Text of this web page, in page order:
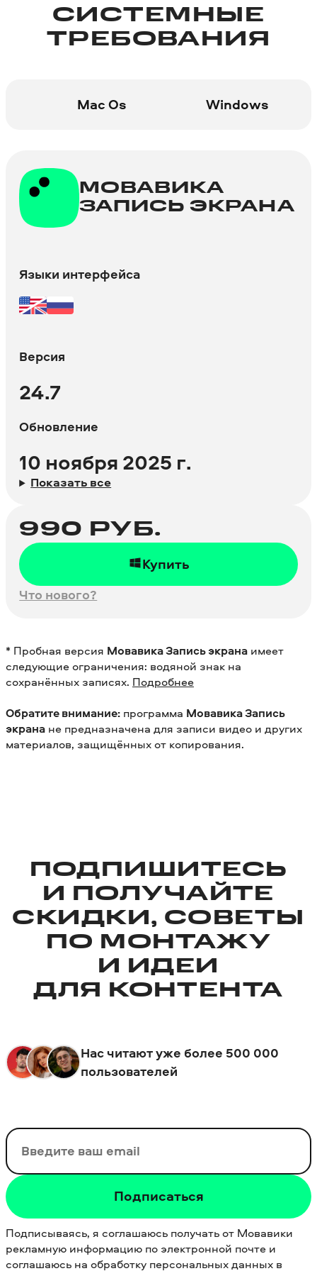
СИСТЕМНЫЕ
ТРЕБОВАНИЯ
Mac Os Windows
МОВАВИКА
ЗАПИСЬ ЭКРАНА
Языки интерфейса
Версия
24.7
Обновление
10 ноября 2025 г.
Показать все
Купить
990 РУБ.
Что нового?
* Пробная версия Мовавика Запись экрана имеет
следующие ограничения: водяной знак на
сохранённых записях. Подробнее
Обратите внимание: программа Мовавика Запись
экрана не предназначена для записи видео и других
материалов, защищённых от копирования.
ПОДПИШИТЕСЬ
И ПОЛУЧАЙТЕ
СКИДКИ, СОВЕТЫ
ПО МОНТАЖУ
И ИДЕИ
ДЛЯ КОНТЕНТА
Нас читают уже более 500 000
пользователей
Ваш email
Подписаться
Подписываясь, я соглашаюсь получать от Мовавики
рекламную информацию по электронной почте и
соглашаюсь на обработку персональных данных в